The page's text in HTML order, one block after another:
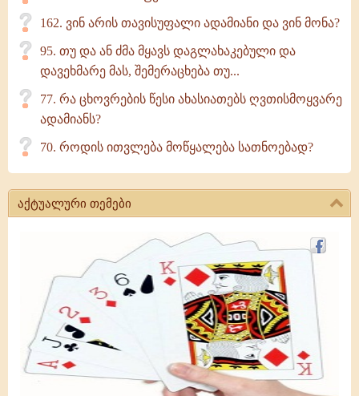
162. ვინ არის თავისუფალი ადამიანი და ვინ მონა?
95. თუ და ან ძმა მყავს დაგლახაკებული და
დავეხმარე მას, შემერაცხება თუ...
77. რა ცხოვრების წესი ახასიათებს ღვთისმოყვარე
ადამიანს?
70. როდის ითვლება მოწყალება სათნოებად?
აქტუალური თემები